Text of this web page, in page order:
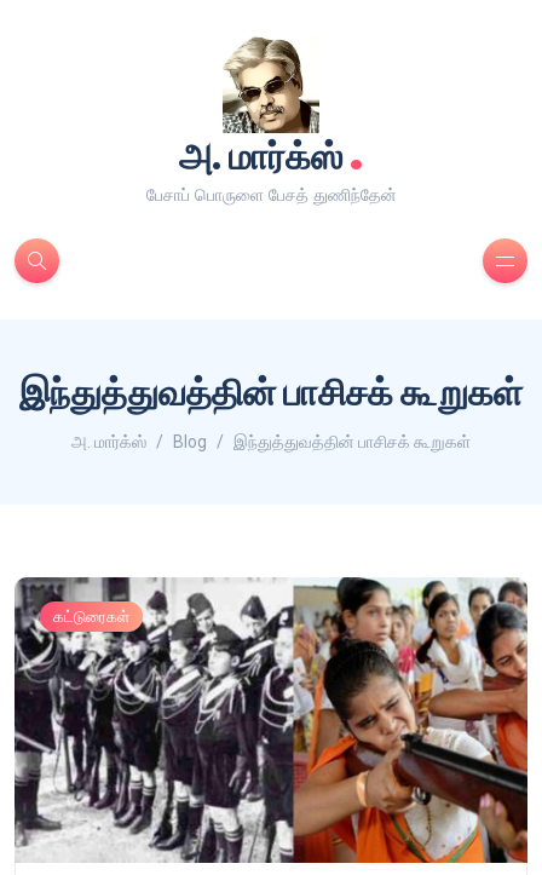
அ. மார்க்ஸ்.
பேசாப் பொருளை பேசத் துணிந்தேன்
இந்துத்துவத்தின் பாசிசக் கூறுகள்
அ. மார்க்ஸ் Blog இந்துத்துவத்தின் பாசிசக் கூறுகள்
கட்டுரைகள்